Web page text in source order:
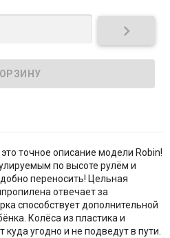

точное описание модели Robin!
по высоте рулём и
переносить! Цельная
отвечает за
способствует дополнительной
Колёса из пластика и
угодно и не подведут в пути.